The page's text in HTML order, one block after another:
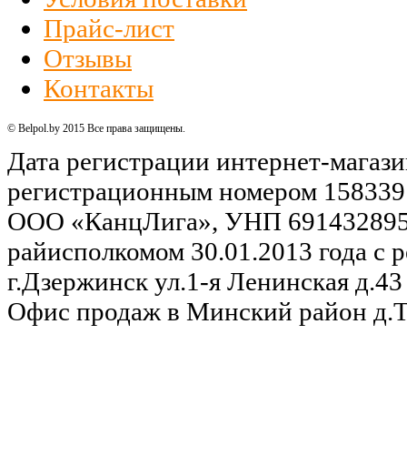
Прайс-лист
Отзывы
Контакты
© Belpol.by 2015 Все права защищены.
Дата регистрации интернет-
регистрационным номером 158339
ООО «КанцЛига», УНП
райисполкомом 30.01.2013 года с
г.Дзержинск ул.1-я Ленинская
Офис продаж в Минский район